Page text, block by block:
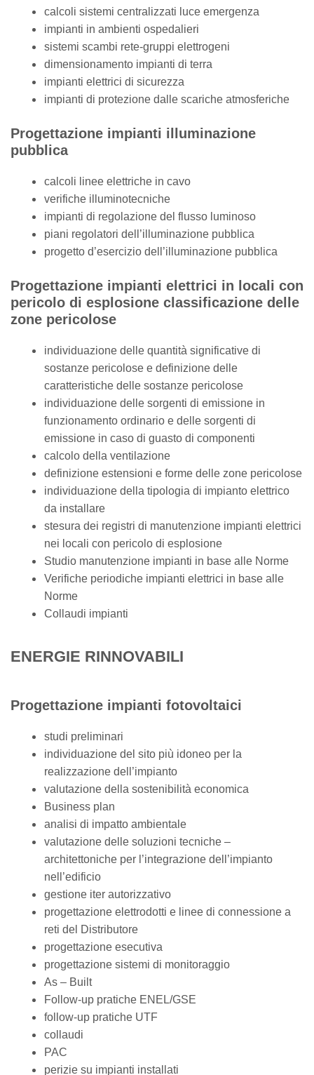
calcoli sistemi centralizzati luce emergenza
impianti in ambienti ospedalieri
sistemi scambi rete-gruppi elettrogeni
dimensionamento impianti di terra
impianti elettrici di sicurezza
impianti di protezione dalle scariche atmosferiche
Progettazione impianti illuminazione
pubblica
calcoli linee elettriche in cavo
verifiche illuminotecniche
impianti di regolazione del flusso luminoso
piani regolatori dell’illuminazione pubblica
progetto d’esercizio dell’illuminazione pubblica
Progettazione impianti elettrici in locali con
pericolo di esplosione classificazione delle
zone pericolose
individuazione delle quantità significative di
sostanze pericolose e definizione delle
caratteristiche delle sostanze pericolose
individuazione delle sorgenti di emissione in
funzionamento ordinario e delle sorgenti di
emissione in caso di guasto di componenti
calcolo della ventilazione
definizione estensioni e forme delle zone pericolose
individuazione della tipologia di impianto elettrico
da installare
stesura dei registri di manutenzione impianti elettrici
nei locali con pericolo di esplosione
Studio manutenzione impianti in base alle Norme
Verifiche periodiche impianti elettrici in base alle
Norme
Collaudi impianti
ENERGIE RINNOVABILI
Progettazione impianti fotovoltaici
studi preliminari
individuazione del sito più idoneo per la
realizzazione dell’impianto
valutazione della sostenibilità economica
Business plan
analisi di impatto ambientale
valutazione delle soluzioni tecniche –
architettoniche per l’integrazione dell’impianto
nell’edificio
gestione iter autorizzativo
progettazione elettrodotti e linee di connessione a
reti del Distributore
progettazione esecutiva
progettazione sistemi di monitoraggio
As – Built
Follow-up pratiche ENEL/GSE
follow-up pratiche UTF
collaudi
PAC
perizie su impianti installati